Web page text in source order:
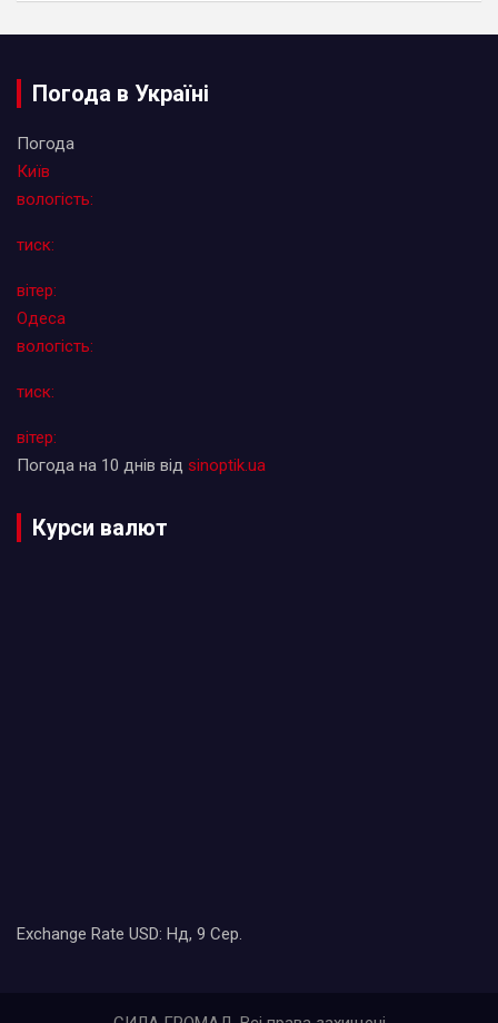
Погода в Україні
Погода
Київ
вологість:
тиск:
вітер:
Одеса
вологість:
тиск:
вітер:
Погода на 10 днів від sinoptik.ua
Курси валют
Exchange Rate USD: Нд, 9 Сер.